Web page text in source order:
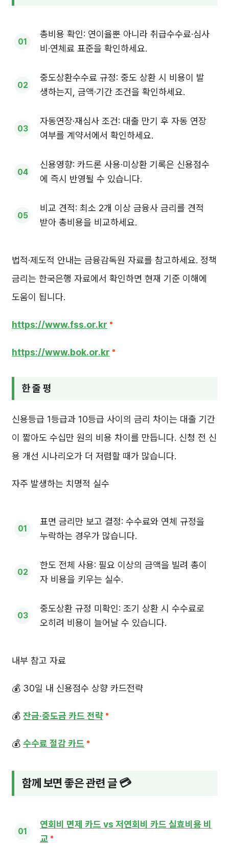
총비용 확인: 연이율뿐 아니라 취급수수료·심사
비·연체료 표준을 확인하세요.
중도상환수수료 규정: 중도 상환 시 비용이 발
생하는지, 금액·기간 조건을 확인하세요.
자동연장·재심사 조건: 대출 만기 후 자동 연장
여부를 계약서에서 확인하세요.
신용영향: 카드론 사용·미상환 기록은 신용점수
에 즉시 반영될 수 있습니다.
비교 견적: 최소 2개 이상 금융사 금리를 견적
받아 총비용을 비교하세요.
법적·제도적 안내는 금융감독원 자료를 참고하세요. 정책
금리는 한국은행 자료에서 확인하면 현재 기준 이해에
도움이 됩니다.
https://www.fss.or.kr
https://www.bok.or.kr
한 줄 평
신용등급 1등급과 10등급 사이의 금리 차이는 대출 기간
이 짧아도 수십만 원의 비용 차이를 만듭니다. 신청 전 신
용 개선 시나리오가 더 저렴할 때가 많습니다.
자주 발생하는 치명적 실수
표면 금리만 보고 결정: 수수료와 연체 규정을
누락하는 경우가 많습니다.
한도 전체 사용: 필요 이상의 금액을 빌려 총이
자 비용을 키우는 실수.
중도상환 규정 미확인: 조기 상환 시 수수료로
오히려 비용이 늘어날 수 있습니다.
내부 참고 자료
💰 30일 내 신용점수 상향 카드전략
💰 잔금·중도금 카드 전략
💰 수수료 절감 카드
함께 보면 좋은 관련 글 💳
연회비 면제 카드 vs 저연회비 카드 실효비용 비
교